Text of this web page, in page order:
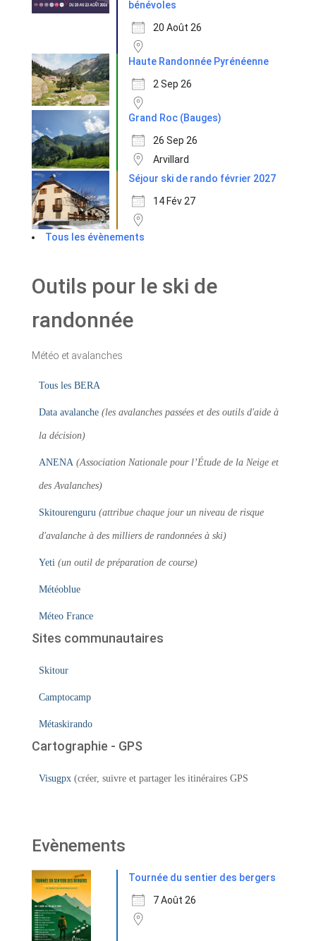
bénévoles
20 Août 26
Haute Randonnée Pyrénéenne
2 Sep 26
Grand Roc (Bauges)
26 Sep 26
Arvillard
Séjour ski de rando février 2027
14 Fév 27
Tous les évènements
Outils pour le ski de
randonnée
Météo et avalanches
Tous les BERA
Data avalanche (les avalanches passées et des outils d'aide à
la décision)
ANENA (Association Nationale pour l’Étude de la Neige et
des Avalanches)
Skitourenguru (attribue chaque jour un niveau de risque
d'avalanche à des milliers de randonnées à ski)
Yeti (un outil de préparation de course)
Météoblue
Méteo France
Sites communautaires
Skitour
Camptocamp
Métaskirando
Cartographie - GPS
Visugpx (créer, suivre et partager les itinéraires GPS
Evènements
Tournée du sentier des bergers
7 Août 26